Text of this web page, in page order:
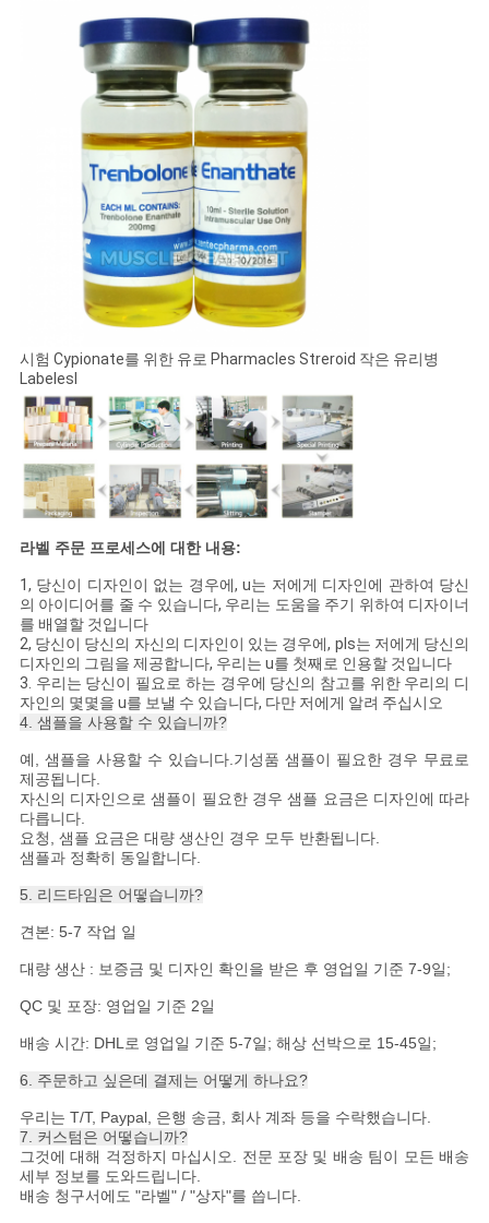
시험 Cypionate를 위한 유로 Pharmacles Streroid 작은 유리병
Labelesl
라벨 주문 프로세스에 대한 내용:
1, 당신이 디자인이 없는 경우에, u는 저에게 디자인에 관하여 당신
의 아이디어를 줄 수 있습니다, 우리는 도움을 주기 위하여 디자이너
를 배열할 것입니다
2, 당신이 당신의 자신의 디자인이 있는 경우에, pls는 저에게 당신의
디자인의 그림을 제공합니다, 우리는 u를 첫째로 인용할 것입니다
3. 우리는 당신이 필요로 하는 경우에 당신의 참고를 위한 우리의 디
자인의 몇몇을 u를 보낼 수 있습니다, 다만 저에게 알려 주십시오
4. 샘플을 사용할 수 있습니까?
예, 샘플을 사용할 수 있습니다.기성품 샘플이 필요한 경우 무료로
제공됩니다.
자신의 디자인으로 샘플이 필요한 경우 샘플 요금은 디자인에 따라
다릅니다.
요청, 샘플 요금은 대량 생산인 경우 모두 반환됩니다.
샘플과 정확히 동일합니다.
5. 리드타임은 어떻습니까?
견본: 5-7 작업 일
대량 생산 : 보증금 및 디자인 확인을 받은 후 영업일 기준 7-9일;
QC 및 포장: 영업일 기준 2일
배송 시간: DHL로 영업일 기준 5-7일; 해상 선박으로 15-45일;
6. 주문하고 싶은데 결제는 어떻게 하나요?
우리는 T/T, Paypal, 은행 송금, 회사 계좌 등을 수락했습니다.
7. 커스텀은 어떻습니까?
그것에 대해 걱정하지 마십시오. 전문 포장 및 배송 팀이 모든 배송
세부 정보를 도와드립니다.
배송 청구서에도 "라벨" / "상자"를 씁니다.